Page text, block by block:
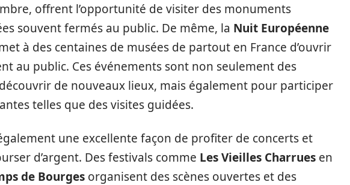
offrent l’opportunité de visiter des monuments
souvent fermés au public. De même, la Nuit Européenne
à des centaines de musées de partout en France d’ouvrir
au public. Ces événements sont non seulement des
de nouveaux lieux, mais également pour participer
telles que des visites guidées.
une excellente façon de profiter de concerts et
d’argent. Des festivals comme Les Vieilles Charrues en
de Bourges organisent des scènes ouvertes et des